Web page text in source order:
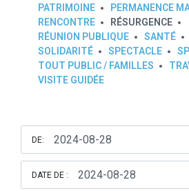
PATRIMOINE
PERMANENCE
RENCONTRE
RÉSURGENCE
RÉUNION PUBLIQUE
SANTÉ
SOLIDARITÉ
SPECTACLE
TOUT PUBLIC / FAMILLES
VISITE GUIDÉE
DE:
DATE DE :